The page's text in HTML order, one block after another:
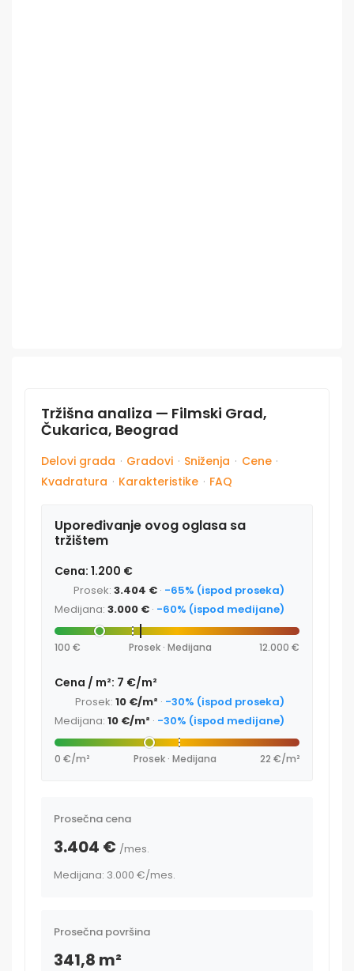
Tržišna analiza — Filmski Grad,
Čukarica, Beograd
Delovi grada · Gradovi · Sniženja · Cene ·
Kvadratura · Karakteristike · FAQ
Upoređivanje ovog oglasa sa
tržištem
Cena: 1.200 €
Prosek: 3.404 € · -65% (ispod proseka)
Medijana: 3.000 € · -60% (ispod medijane)
100 € Prosek · Medijana 12.000 €
Cena / m²: 7 €/m²
Prosek: 10 €/m² · -30% (ispod proseka)
Medijana: 10 €/m² · -30% (ispod medijane)
0 €/m² Prosek · Medijana 22 €/m²
Prosečna cena
3.404 € /mes.
Medijana: 3.000 €/mes.
Prosečna površina
341,8 m²